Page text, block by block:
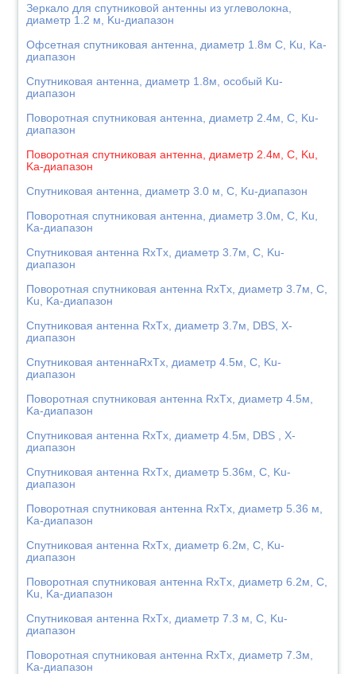
Зеркало для спутниковой антенны из углеволокна,
диаметр 1.2 м, Ku-диапазон
Офсетная спутниковая антенна, диаметр 1.8м C, Ku, Ka-
диапазон
Спутниковая антенна, диаметр 1.8м, особый Ku-
диапазон
Поворотная спутниковая антенна, диаметр 2.4м, C, Ku-
диапазон
Поворотная спутниковая антенна, диаметр 2.4м, C, Ku,
Ka-диапазон
Спутниковая антенна, диаметр 3.0 м, C, Ku-диапазон
Поворотная спутниковая антенна, диаметр 3.0м, C, Ku,
Ka-диапазон
Спутниковая антенна RxTx, диаметр 3.7м, C, Ku-
диапазон
Поворотная спутниковая антенна RxTx, диаметр 3.7м, C,
Ku, Ka-диапазон
Спутниковая антенна RxTx, диаметр 3.7м, DBS, X-
диапазон
Спутниковая антеннаRxTx, диаметр 4.5м, C, Ku-
диапазон
Поворотная спутниковая антенна RxTx, диаметр 4.5м,
Ka-диапазон
Спутниковая антенна RxTx, диаметр 4.5м, DBS , X-
диапазон
Спутниковая антенна RxTx, диаметр 5.36м, C, Ku-
диапазон
Поворотная спутниковая антенна RxTx, диаметр 5.36 м,
Ka-диапазон
Спутниковая антенна RxTx, диаметр 6.2м, C, Ku-
диапазон
Поворотная спутниковая антенна RxTx, диаметр 6.2м, C,
Ku, Ka-диапазон
Спутниковая антенна RxTx, диаметр 7.3 м, C, Ku-
диапазон
Поворотная спутниковая антенна RxTx, диаметр 7.3м,
Ka-диапазон